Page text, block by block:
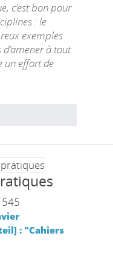
c’est bon pour
: le
exemples
d’amener à tout
un effort de
545
: "Cahiers